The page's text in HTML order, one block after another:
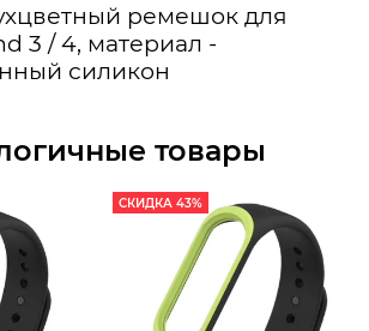
ремешок для
3 / 4, материал -
силикон
товары
СКИДКА 43%